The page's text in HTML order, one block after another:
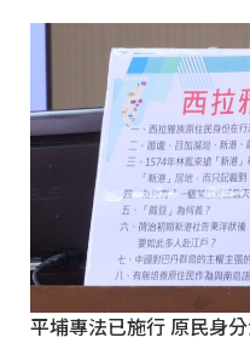
平埔專法已施行 原民身